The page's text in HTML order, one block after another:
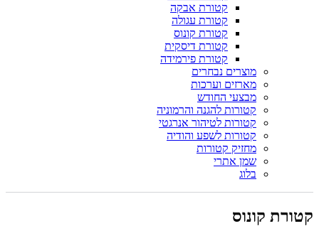
קטורת אבקה
קטורת עגולה
קטורת קונוס
קטורת דיסקית
קטורת פירמידה
מוצרים נבחרים
מארזים וערכות
מבצעי החודש
קטורות להגנה והרמוניה
קטורות לטיהור אנרגטי
קטורות לשפע והודיה
מחזיק קטורות
שמן אתרי
בלוג
קטורת קונוס